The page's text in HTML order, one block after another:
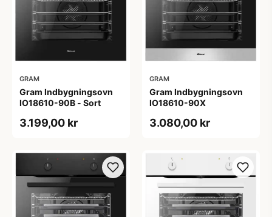
GRAM
Gram Indbygningsovn
IO18610-90B - Sort
3.199,00 kr
GRAM
Gram Indbygningsovn
IO18610-90X
3.080,00 kr